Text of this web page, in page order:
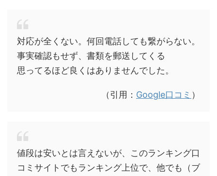
対応が全くない。何回電話しても繋がらない。
事実確認もせず、書類を郵送してくる
思ってるほど良くはありませんでした。
（引用： Google口コミ ）
値段は安いとは言えないが、このランキング口
コミサイトでもランキング上位で、他でも（ブ